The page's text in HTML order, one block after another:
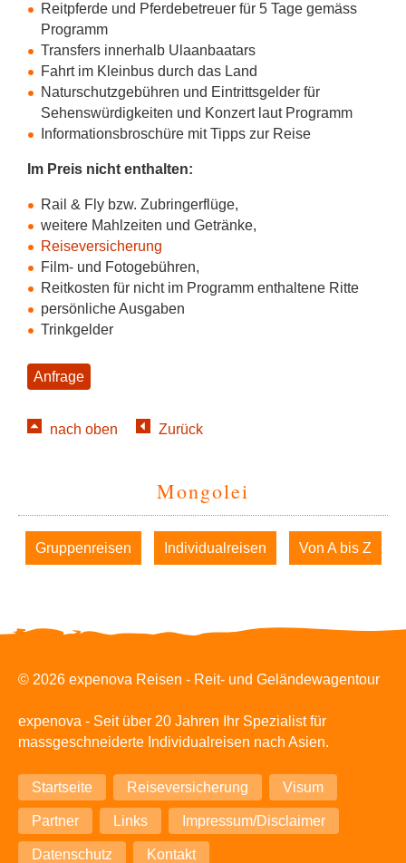
Reitpferde und Pferdebetreuer für 5 Tage gemäss
Programm
Transfers innerhalb Ulaanbaatars
Fahrt im Kleinbus durch das Land
Naturschutzgebühren und Eintrittsgelder für
Sehenswürdigkeiten und Konzert laut Programm
Informationsbroschüre mit Tipps zur Reise
Im Preis nicht enthalten:
Rail & Fly bzw. Zubringerflüge,
weitere Mahlzeiten und Getränke,
Reiseversicherung
Film- und Fotogebühren,
Reitkosten für nicht im Programm enthaltene Ritte
persönliche Ausgaben
Trinkgelder
Anfrage
nach oben Zurück
Mongolei
Navigation
überspringen
Gruppenreisen Individualreisen Von A bis Z
© 2026 expenova Reisen - Reit- und Geländewagentour
expenova - Seit über 20 Jahren Ihr Spezialist für
massgeschneiderte Individualreisen nach Asien.
Navigation
überspringen
Startseite Reiseversicherung Visum
Partner Links Impressum/Disclaimer
Datenschutz Kontakt